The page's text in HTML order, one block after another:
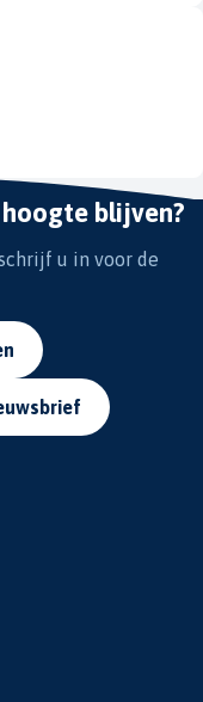
blijven?
u in voor de